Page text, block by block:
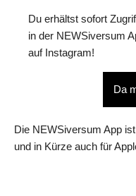
Du erhältst sofort
in der NEWSiversum
auf Instagram!
Da
Die NEWSiversum App
und in Kürze auch für